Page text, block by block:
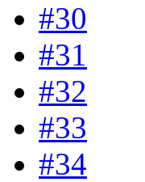
#30
#31
#32
#33
#34